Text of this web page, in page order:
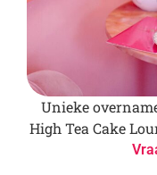
Unieke
High Tea Cake